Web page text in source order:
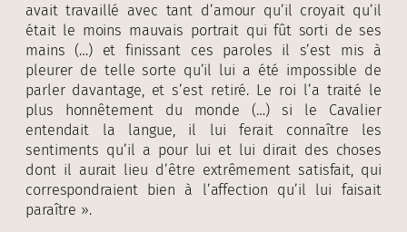
avait travaillé avec tant d’amour qu’il croyait qu’il
était le moins mauvais portrait qui fût sorti de ses
mains (…) et finissant ces paroles il s’est mis à
pleurer de telle sorte qu’il lui a été impossible de
parler davantage, et s’est retiré. Le roi l’a traité le
plus honnêtement du monde (…) si le Cavalier
entendait la langue, il lui ferait connaître les
sentiments qu’il a pour lui et lui dirait des choses
dont il aurait lieu d’être extrêmement satisfait, qui
correspondraient bien à l’affection qu’il lui faisait
paraître ».